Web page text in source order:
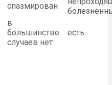
спазмирован
в
большинстве
случаев нет
есть